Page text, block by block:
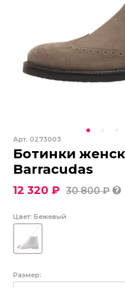
Арт.0273003
Ботинки
Barracudas
12 320 ₽ 30 800 ₽
Цвет: Бежевый
Размер: